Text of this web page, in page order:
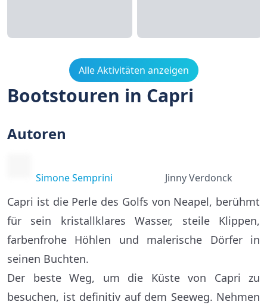
Alle Aktivitäten anzeigen
Bootstouren in Capri
Autoren
Simone Semprini Jinny Verdonck
Capri ist die Perle des Golfs von Neapel, berühmt
für sein kristallklares Wasser, steile Klippen,
farbenfrohe Höhlen und malerische Dörfer in
seinen Buchten.
Der beste Weg, um die Küste von Capri zu
besuchen, ist definitiv auf dem Seeweg. Nehmen